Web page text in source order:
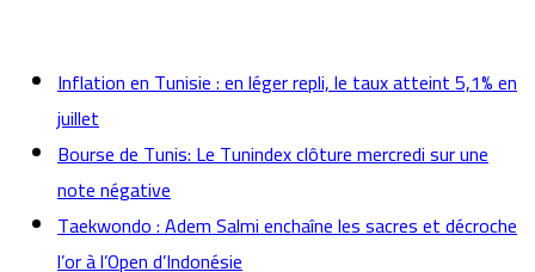
Inflation en Tunisie : en léger repli, le taux atteint 5,1% en
juillet
Bourse de Tunis: Le Tunindex clôture mercredi sur une
note négative
Taekwondo : Adem Salmi enchaîne les sacres et décroche
l’or à l’Open d’Indonésie